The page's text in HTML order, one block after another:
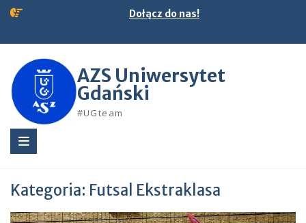
Skip
Dołącz do nas!
AZS Uniwersytet
Gdański
#UGteam
Kategoria: Futsal Ekstraklasa